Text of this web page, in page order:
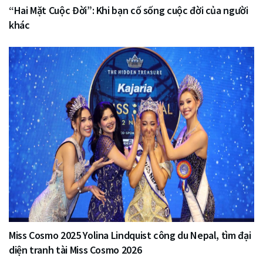
“Hai Mặt Cuộc Đời”: Khi bạn cố sống cuộc đời của người
khác
Miss Cosmo 2025 Yolina Lindquist công du Nepal, tìm đại
diện tranh tài Miss Cosmo 2026